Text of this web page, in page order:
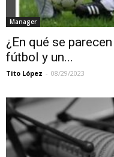
Manager
¿En qué se
fútbol y un...
Tito López - 08/29/2023